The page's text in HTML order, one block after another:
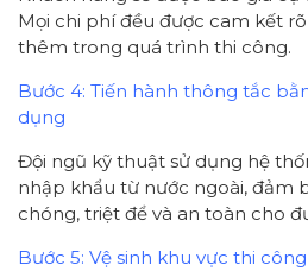
Mọi chi phí đều được cam kết
thêm trong quá trình thi công.
Bước 4: Tiến hành thông tắc
dụng
Đội ngũ kỹ thuật sử dụng hệ
nhập khẩu từ nước ngoài, đảm
chóng, triệt để và an toàn cho
Bước 5: Vệ sinh khu vực thi công